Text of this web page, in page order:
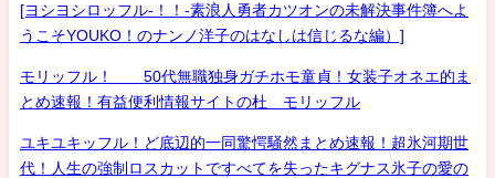
[ヨシヨシロッフル-！！-素浪人勇者カツオンの未解決事件簿へよ
うこそYOUKO！のナンノ洋子のはなしは信じるな編）]
モリッフル！ 50代無職独身ガチホモ童貞！女装子オネエ的ま
とめ速報！有益便利情報サイトの杜 モリッフル
ユキユキッフル！ど底辺的一同驚愕騒然まとめ速報！超氷河期世
代！人生の強制ロスカットですべてを失ったキグナス氷子の愛の